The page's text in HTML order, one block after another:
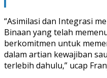
“Asimilasi dan Integrasi
Binaan yang telah
berkomitmen untuk
dalam artian kewajiban
terlebih dahulu,” ucap